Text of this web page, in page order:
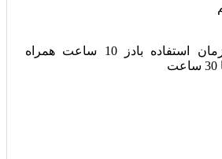
مدت زمان استفاده بادز 10 ساعت همراه